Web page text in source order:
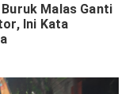
Malas Ganti
Ini Kata